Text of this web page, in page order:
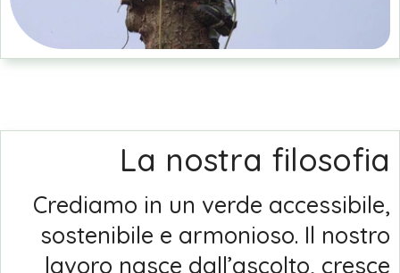
La nostra filosofia
Crediamo in un verde accessibile,
sostenibile e armonioso. Il nostro
lavoro nasce dall’ascolto, cresce